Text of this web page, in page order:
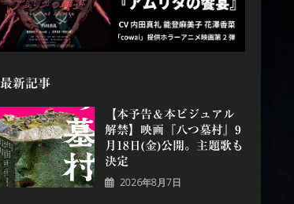
最新記事
【本予告＆本ビジュアル
解禁】映画『八つ墓村』9
月18日(金)公開。主題歌も
決定
2026年8月7日